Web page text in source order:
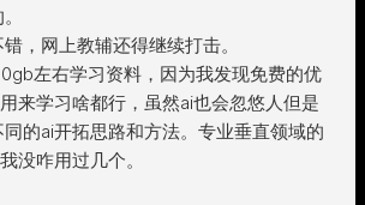
，网上教辅还得继续打击。
左右学习资料，因为我发现免费的优
来学习啥都行，虽然ai也会忽悠人但是
的ai开拓思路和方法。专业垂直领域的
没咋用过几个。